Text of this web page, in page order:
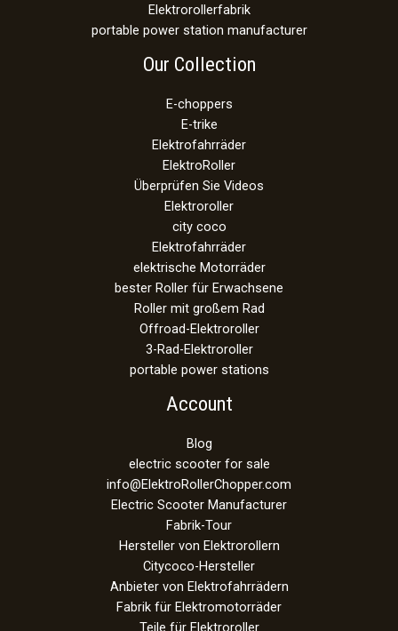
Elektrorollerfabrik
portable power station manufacturer
Our Collection
E-choppers
E-trike
Elektrofahrräder
ElektroRoller
Überprüfen Sie Videos
Elektroroller
city coco
Elektrofahrräder
elektrische Motorräder
bester Roller für Erwachsene
Roller mit großem Rad
Offroad-Elektroroller
3-Rad-Elektroroller
portable power stations
Account
Blog
electric scooter for sale
info@ElektroRollerChopper.com
Electric Scooter Manufacturer
Fabrik-Tour
Hersteller von Elektrorollern
Citycoco-Hersteller
Anbieter von Elektrofahrrädern
Fabrik für Elektromotorräder
Teile für Elektroroller